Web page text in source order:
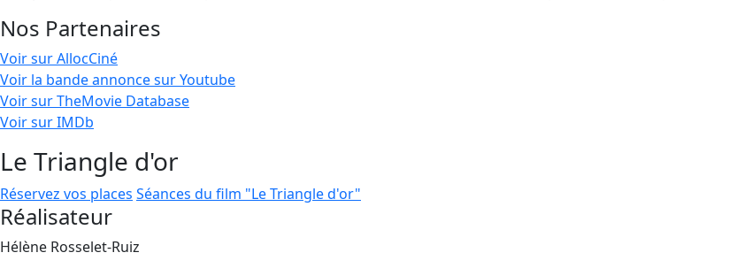
Nos Partenaires
Voir sur AllocCiné
Voir la bande annonce sur Youtube
Voir sur TheMovie Database
Voir sur IMDb
Le Triangle d'or
Réservez vos places Séances du film "Le Triangle d'or"
Réalisateur
Hélène Rosselet-Ruiz